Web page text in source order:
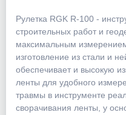
Рулетка RGK R-100 -
строительных работ и
максимальным
изготовление из стали и
обеспечивает и высокую
ленты для удобного
травмы в инструменте
сворачивания ленты, у